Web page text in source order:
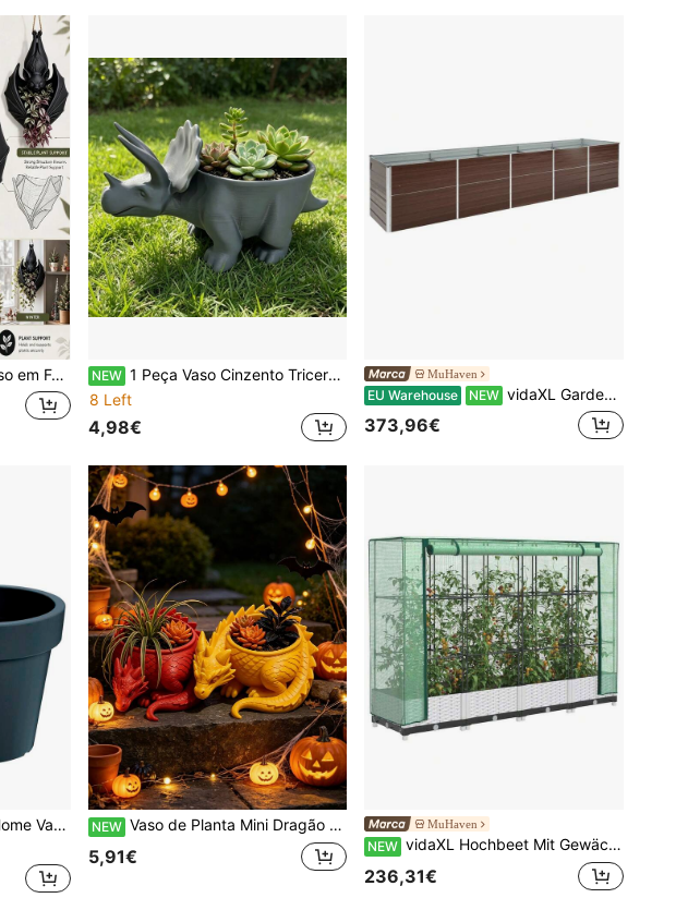
de Flores Suspenso de Parede Estilo Gótico, Halloween, Melhor Escolha de Presente de Natal NEW 1 Peça Vaso Cinzento Triceratops Estilo Jurássico Mini Vaso Dinossauro Decoração de Jardim Interior
8 Left
4,98€
MuHaven
EU Warehouse NEW vidaXL Garden Raised Bed Galvanized Steel 400*80*77 Cm Brown
373,96€
e floreiras
NEW Vaso de Planta Mini Dragão Guardião de Fantasia Impresso em 3D, Vaso Criativo para Suculentas e Plantas Verdes, Ornamento Decorativo de Secretária, Arte de Exposição para Balcão de Bar, Secretária e Mesa
5,91€
MuHaven
NEW vidaXL Hochbeet Mit Gewächshaus-Aufsatz Rattan-Optik 160x40x123 Cm
236,31€